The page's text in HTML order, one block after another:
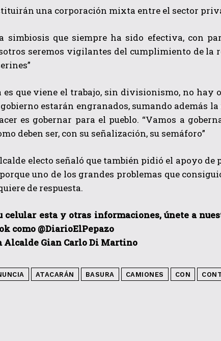
y acepto lasPolítica de privacidad.
una corporación mixta entre el sector
simbiosis que siempre ha sido efectiva, con
seremos vigilantes del cumplimiento de la
es que viene el trabajo, sin divisionismo, no hay
estarán engranados, sumando además
es gobernar para el pueblo. “Vamos a
deben ser, con su señalización, su semáforo”
electo señaló que también pidió el apoyo
uno de los grandes problemas que
de respuesta.
celular esta y otras informaciones, únete a
como @DiarioElPepazo
Alcalde Gian Carlo Di Martino
ATACARÁN BASURA CAMIONES CON